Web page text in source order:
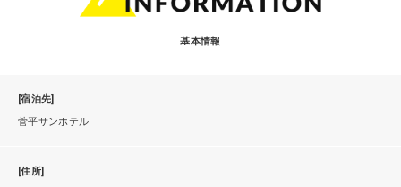
基本情報
[宿泊先]
菅平サンホテル
[住所]